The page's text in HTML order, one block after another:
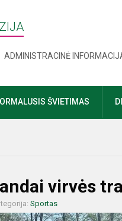
ADMINISTRACINĖ
ŠVIETIMAS
virvės
Sportas